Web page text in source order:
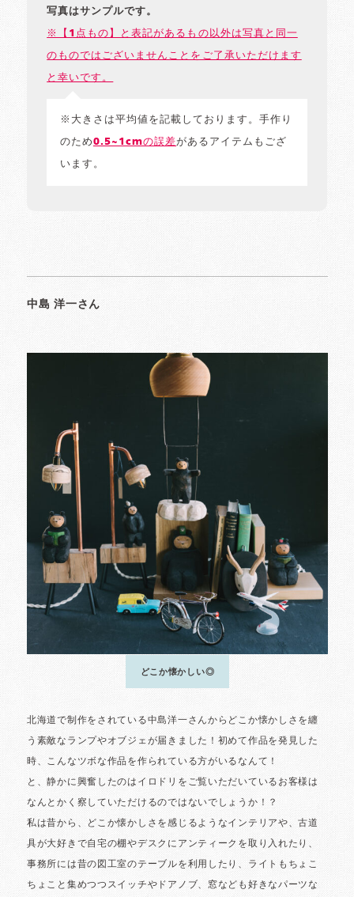
写真はサンプルです。
※【1点もの】と表記があるもの以外は写真と同一
のものではございませんことをご了承いただけます
と幸いです。
※大きさは平均値を記載しております。手作り
のため0.5~1cmの誤差があるアイテムもござ
います。